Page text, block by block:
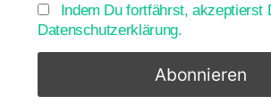
Indem Du fortfährst, akzeptierst
Datenschutzerklärung.